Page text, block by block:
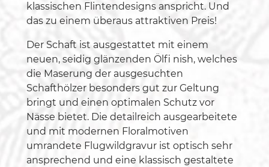
klassischen Flintendesigns anspricht. Und
das zu einem überaus attraktiven Preis!
Der Schaft ist ausgestattet mit einem
neuen, seidig glänzenden Ölfi nish, welches
die Maserung der ausgesuchten
Schafthölzer besonders gut zur Geltung
bringt und einen optimalen Schutz vor
Nässe bietet. Die detailreich ausgearbeitete
und mit modernen Floralmotiven
umrandete Flugwildgravur ist optisch sehr
ansprechend und eine klassisch gestaltete